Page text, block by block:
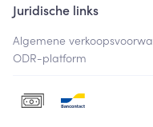
Juridische links
Algemene
ODR-platform